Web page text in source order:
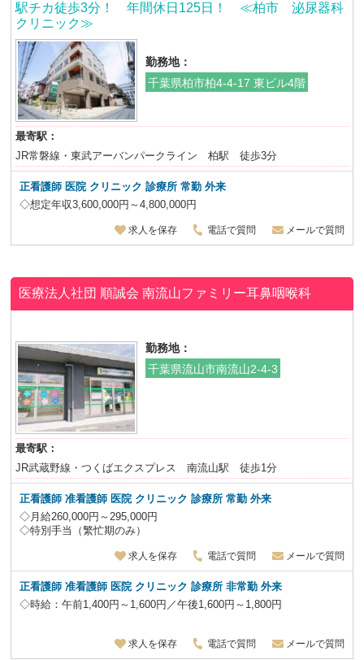
駅チカ徒歩3分！ 年間休日125日！ ≪柏市 泌尿器科
クリニック≫
勤務地：
千葉県柏市柏4-4-17 東ビル4階
最寄駅：
JR常磐線・東武アーバンパークライン 柏駅 徒歩3分
正看護師 医院 クリニック 診療所 常勤 外来
◇想定年収3,600,000円～4,800,000円
求人を保存 電話で質問 メールで質問
医療法人社団 順誠会南流山ファミリー耳鼻咽喉科
勤務地：
千葉県流山市南流山2-4-3
最寄駅：
JR武蔵野線・つくばエクスプレス 南流山駅 徒歩1分
正看護師 准看護師 医院 クリニック 診療所 常勤 外来
◇月給260,000円～295,000円
◇特別手当（繁忙期のみ）
求人を保存 電話で質問 メールで質問
正看護師 准看護師 医院 クリニック 診療所 非常勤 外来
◇時給：午前1,400円～1,600円／午後1,600円～1,800円
求人を保存 電話で質問 メールで質問